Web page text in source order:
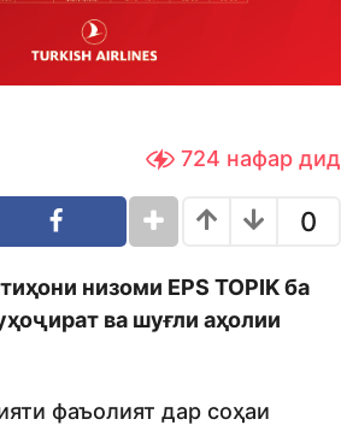
724 нафар дид
0
низоми EPS TOPIK ба
ва шуғли аҳолии
фаъолият дар соҳаи